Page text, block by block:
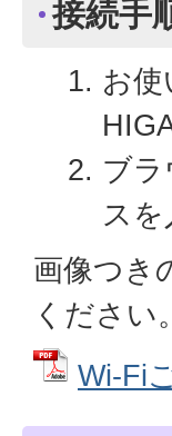
接続手
お
ブ
ス
画像つき
ください。
Wi-Fi